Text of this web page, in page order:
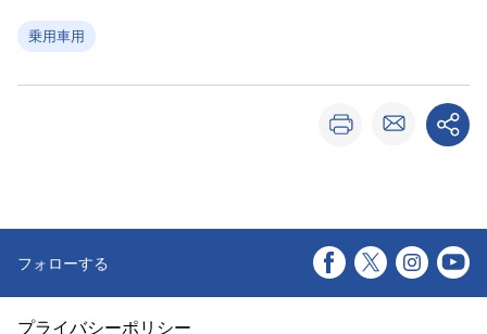
乗用車用
フォローする
プライバシーポリシー